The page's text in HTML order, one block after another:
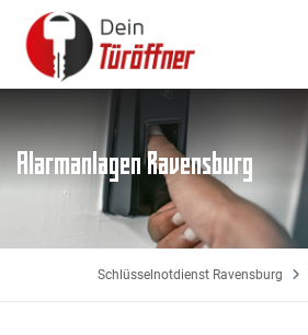
Alarmanlagen Ravensburg
Schlüsselnotdienst Ravensburg